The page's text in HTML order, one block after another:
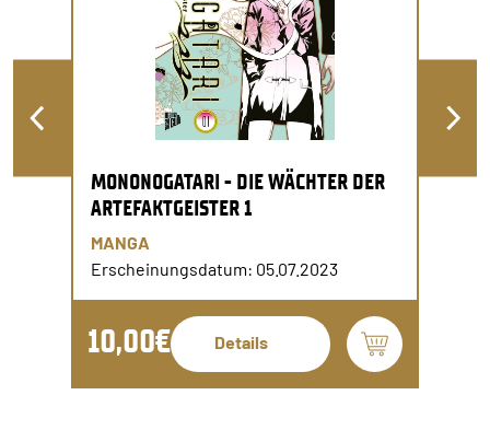
MONONOGATARI - DIE WÄCHTER DER
ARTEFAKTGEISTER 1
MANGA
Erscheinungsdatum: 05.07.2023
10,00€ Details